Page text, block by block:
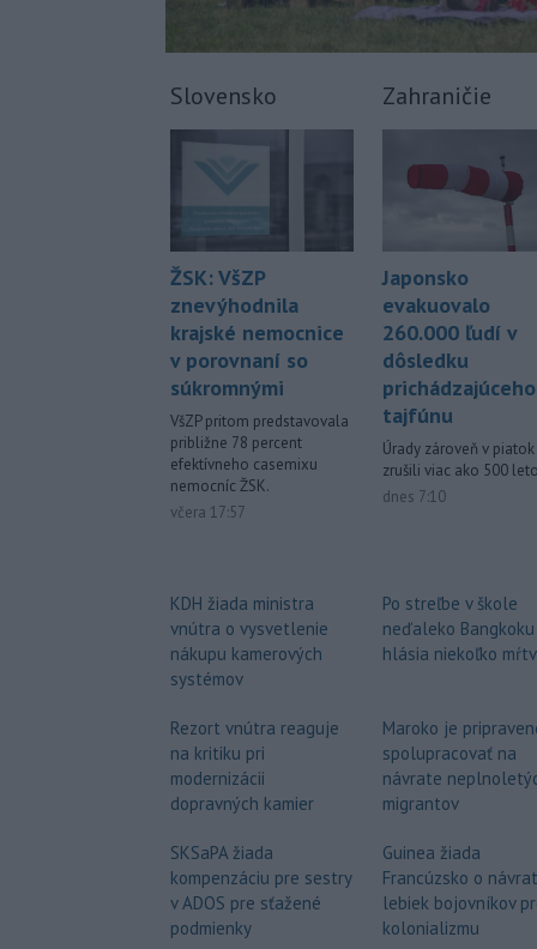
Slovensko
ŽSK: VšZP
znevýhodnila
krajské nemocnice
v porovnaní so
súkromnými
VšZP pritom predstavovala
približne 78 percent
efektívneho casemixu
nemocníc ŽSK.
včera 17:57
KDH žiada ministra
vnútra o vysvetlenie
nákupu kamerových
systémov
Rezort vnútra reaguje
na kritiku pri
modernizácii
dopravných kamier
SKSaPA žiada
kompenzáciu pre sestry
v ADOS pre sťažené
podmienky
Zahraničie
Japonsko
evakuovalo
260.000 ľudí v
dôsledku
prichádzajúceho
tajfúnu
Úrady zároveň v piatok
zrušili viac ako 500
dnes 7:10
Po streľbe v škole
neďaleko Bangkoku
hlásia niekoľko
Maroko je
spolupracovať na
návrate
migrantov
Guinea žiada
Francúzsko o návrat
lebiek bojovníkov
kolonializmu